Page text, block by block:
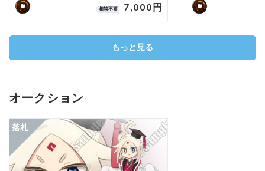
相談不要 7,000円
もっと見る
オークション